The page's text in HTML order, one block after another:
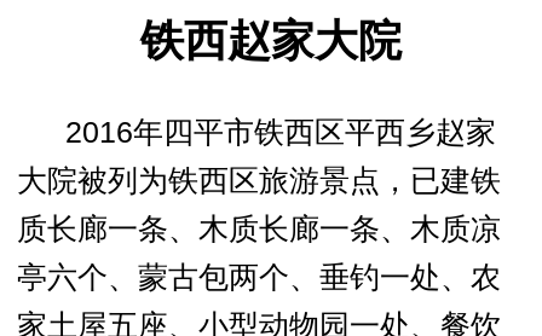
铁西赵家大院
2016年四平市铁西区平西乡赵家
大院被列为铁西区旅游景点，已建铁
质长廊一条、木质长廊一条、木质凉
亭六个、蒙古包两个、垂钓一处、农
家土屋五座、小型动物园一处、餐饮